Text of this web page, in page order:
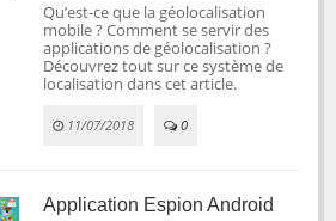
Qu’est-ce que la géolocalisation
mobile ? Comment se servir des
applications de géolocalisation ?
Découvrez tout sur ce système de
localisation dans cet article.
11/07/2018 0
Application Espion Android